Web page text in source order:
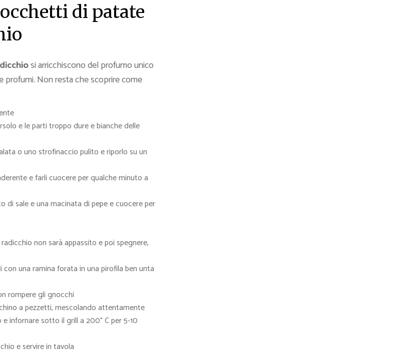
di patate
si arricchiscono del profumo unico
profumi. Non resta che scoprire come
e le parti troppo dure e bianche delle
o uno strofinaccio pulito e riporlo su un
e farli cuocere per qualche minuto a
di sale e una macinata di pepe e cuocere per
non sarà appassito e poi spegnere,
una ramina forata in una pirofila ben unta
rompere gli gnocchi
a pezzetti, mescolando attentamente
infornare sotto il grill a 200° C per 5-10
e servire in tavola